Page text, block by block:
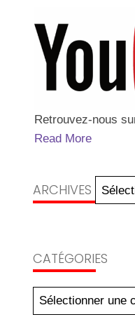
Retrouvez-nous
Read More
ARCHIVES
CATÉGORIES
Catégories